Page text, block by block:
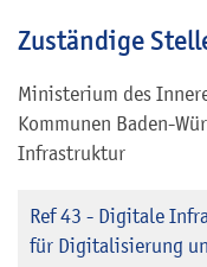
Zuständige
Ministerium des
Kommunen Baden-
Infrastruktur
Ref 43 - Digitale
für Digitalisierung